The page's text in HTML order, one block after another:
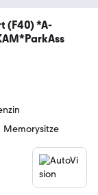
(F40) *A-
Memorysitze